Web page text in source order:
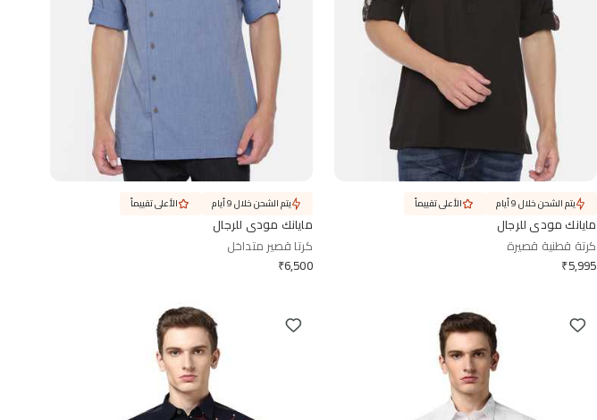
مايانك مودي للرجال
كرتة قطنية قصيرة
₹5,995
يتم الشحن خلال 9 أيام الأعلى تقييماً
مايانك مودي للرجال
كرتا قصير متداخل
₹6,500
يتم الشحن خلال 9 أيام الأعلى تقييماً